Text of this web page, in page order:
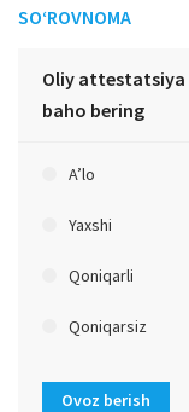
SO‘ROVNOMA
Oliy attestatsiya
baho bering
A’lo
Yaxshi
Qoniqarli
Qoniqarsiz
Ovoz berish